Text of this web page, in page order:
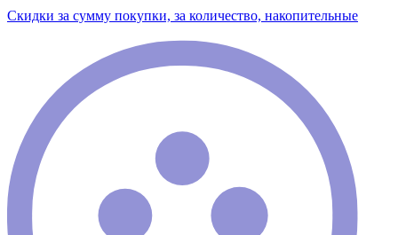
Скидки за сумму покупки, за количество, накопительные